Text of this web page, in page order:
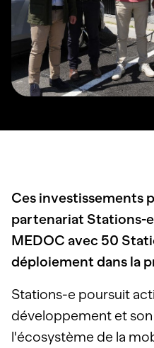
Ces investissements
partenariat Stations-
MEDOC avec 50
déploiement dans la
Stations-e poursuit
développement et
l'écosystème de la